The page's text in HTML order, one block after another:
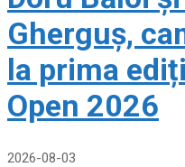
Gherguș,
la prima
Open 2026
2026-08-03